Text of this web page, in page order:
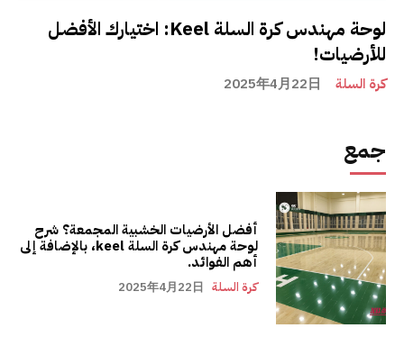
لوحة مهندس كرة السلة Keel: اختيارك الأفضل
للأرضيات!
كرة السلة 2025年4月22日
جمع
أفضل الأرضيات الخشبية المجمعة؟ شرح
لوحة مهندس كرة السلة keel، بالإضافة إلى
أهم الفوائد.
كرة السلة 2025年4月22日